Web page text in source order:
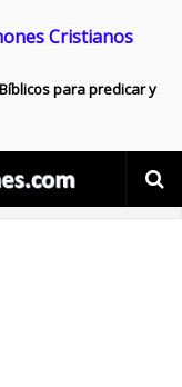
Cristianos
para predicar y